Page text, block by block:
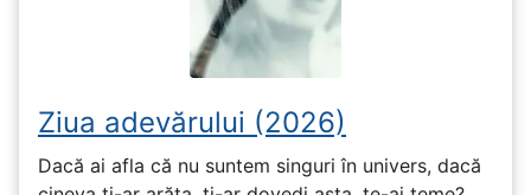
Ziua adevărului (2026)
Dacă ai afla că nu suntem singuri în univers, dacă